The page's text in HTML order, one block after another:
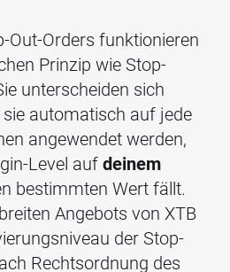
Out-Orders funktionieren
Prinzip wie Stop-
unterscheiden sich
automatisch auf jede
angewendet werden,
Level aufdeinem
bestimmten Wert fällt.
Angebots von XTB
der Stop-
Rechtsordnung des